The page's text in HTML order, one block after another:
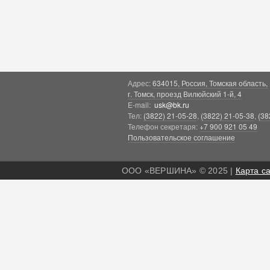
Адрес:634015, Россия, Томская область,
г. Томск, проезд Вилюйский 1-й, 4
E-mail: usk@bk.ru
Тел: (3822) 21-05-28 (3822) 21-05-38
Телефон секретаря: +7 900 921 05 49
Пользовательское соглашение
ООО «ВЕРШИНА» © 2025 | Карта